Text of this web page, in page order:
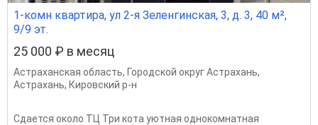
1-комн квартира, ул 2-я Зеленгинская, 3, д. 3, 40 м²,
9/9 эт.
25 000 ₽ в месяц
Астраханская область, Городской округ Астрахань,
Астрахань, Кировский р-н
Сдается около ТЦ Три кота уютная однокомнатная